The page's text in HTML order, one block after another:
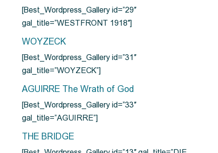
[Best_Wordpress_Gallery id=”29″
gal_title=”WESTFRONT 1918″]
WOYZECK
[Best_Wordpress_Gallery id=”31″
gal_title=”WOYZECK”]
AGUIRRE The Wrath of God
[Best_Wordpress_Gallery id=”33″
gal_title=”AGUIRRE”]
THE BRIDGE